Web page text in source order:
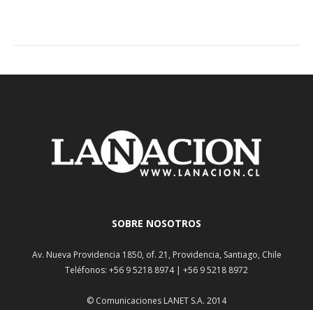
SOBRE NOSOTROS
Av. Nueva Providencia 1850, of. 21, Providencia, Santiago, Chile
Teléfonos: +56 9 5218 8974 | +56 9 5218 8972
© Comunicaciones LANET S.A. 2014